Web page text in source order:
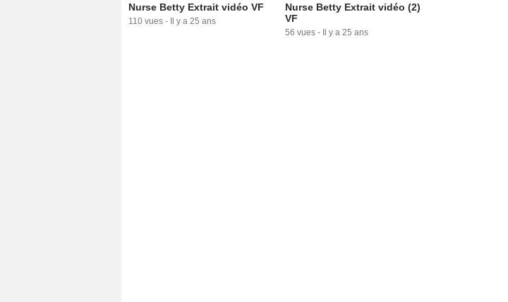
Nurse Betty Extrait vidéo VF
110 vues - Il y a 25 ans
Nurse Betty Extrait vidéo (2)
VF
56 vues - Il y a 25 ans